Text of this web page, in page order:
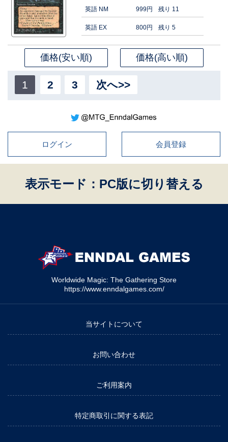
英語 NM 999円 残り 11
英語 EX 800円 残り 5
価格(安い順) 価格(高い順)
1 2 3 次へ>>
ログイン 会員登録
表示モード：PC版に切り替える
Worldwide Magic: The Gathering Store
https://www.enndalgames.com/
当サイトについて
お問い合わせ
ご利用案内
特定商取引に関する表記